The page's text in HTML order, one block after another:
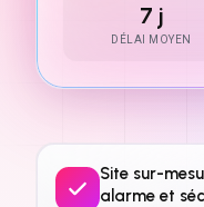
7 j
DÉLAI MOYEN
Site sur-
alarme et